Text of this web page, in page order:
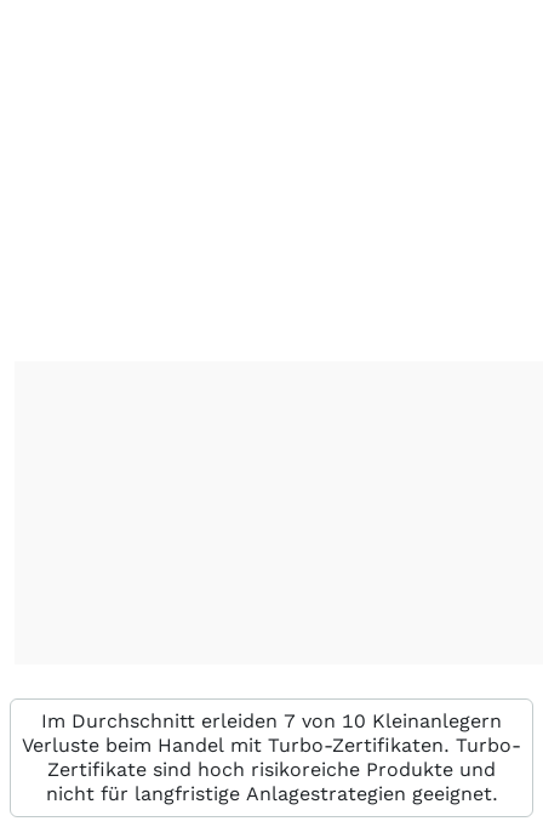
Im Durchschnitt erleiden 7 von 10 Kleinanlegern
Verluste beim Handel mit Turbo-Zertifikaten. Turbo-
Zertifikate sind hoch risikoreiche Produkte und
nicht für langfristige Anlagestrategien geeignet.